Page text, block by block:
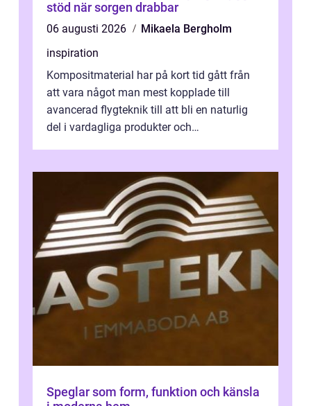
stöd när sorgen drabbar
06 augusti 2026
Mikaela Bergholm
inspiration
Kompositmaterial har på kort tid gått från
att vara något man mest kopplade till
avancerad flygteknik till att bli en naturlig
del i vardagliga produkter och
Speglar som form, funktion och känsla